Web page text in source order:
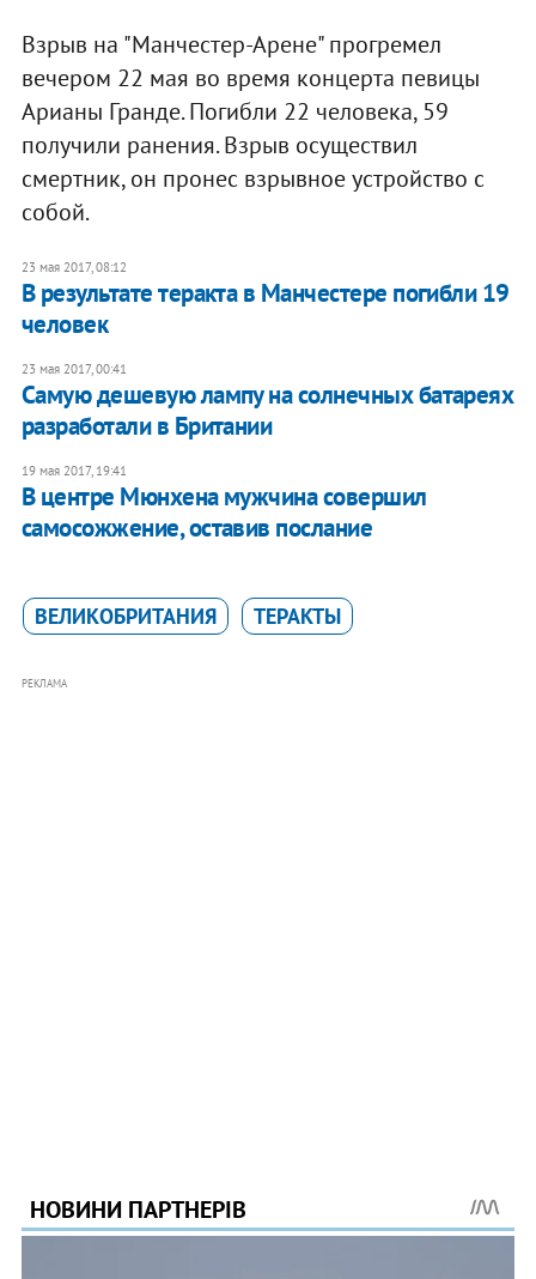
Взрыв на "Манчестер-Арене" прогремел
вечером 22 мая во время концерта певицы
Арианы Гранде. Погибли 22 человека, 59
получили ранения. Взрыв осуществил
смертник, он пронес взрывное устройство с
собой.
23 мая 2017, 08:12
В результате теракта в Манчестере погибли 19
человек
23 мая 2017, 00:41
Самую дешевую лампу на солнечных батареях
разработали в Британии
19 мая 2017, 19:41
В центре Мюнхена мужчина совершил
самосожжение, оставив послание
ВЕЛИКОБРИТАНИЯ ТЕРАКТЫ
РЕКЛАМА